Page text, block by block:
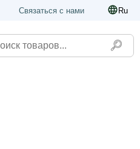
Связаться с нами Ru